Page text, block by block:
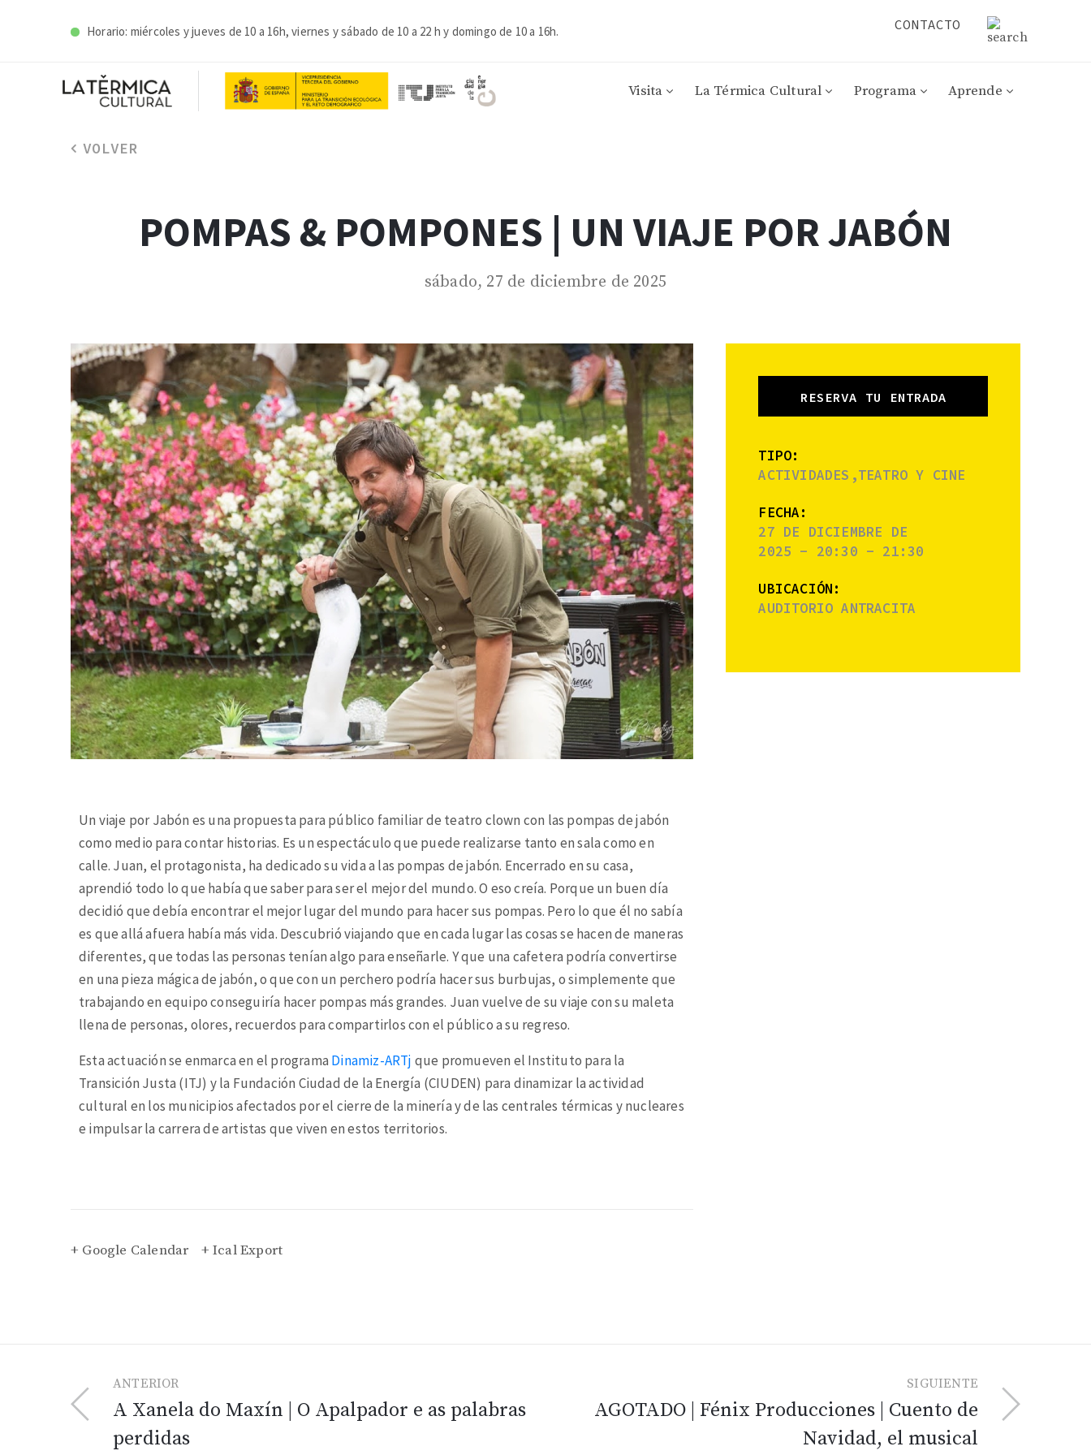
Horario: miércoles y jueves de 10 a 16h, viernes y sábado de 10 a 22 h y domingo de 10 a 16h. CONTACTO
Visita La Térmica Cultural Programa Aprende
VOLVER
POMPAS & POMPONES | UN VIAJE POR JABÓN
sábado, 27 de diciembre de 2025
Un viaje por Jabón es una propuesta para público familiar de teatro clown con las pompas de jabón
como medio para contar historias. Es un espectáculo que puede realizarse tanto en sala como en
calle. Juan, el protagonista, ha dedicado su vida a las pompas de jabón. Encerrado en su casa,
aprendió todo lo que había que saber para ser el mejor del mundo. O eso creía. Porque un buen día
decidió que debía encontrar el mejor lugar del mundo para hacer sus pompas. Pero lo que él no sabía
es que allá afuera había más vida. Descubrió viajando que en cada lugar las cosas se hacen de maneras
diferentes, que todas las personas tenían algo para enseñarle. Y que una cafetera podría convertirse
en una pieza mágica de jabón, o que con un perchero podría hacer sus burbujas, o simplemente que
trabajando en equipo conseguiría hacer pompas más grandes. Juan vuelve de su viaje con su maleta
llena de personas, olores, recuerdos para compartirlos con el público a su regreso.
Esta actuación se enmarca en el programa Dinamiz-ARTj que promueven el Instituto para la
Transición Justa (ITJ) y la Fundación Ciudad de la Energía (CIUDEN) para dinamizar la actividad
cultural en los municipios afectados por el cierre de la minería y de las centrales térmicas y nucleares
e impulsar la carrera de artistas que viven en estos territorios.
+ Google Calendar + Ical Export
RESERVA TU ENTRADA
TIPO:
ACTIVIDADES,TEATRO Y CINE
FECHA:
27 DE DICIEMBRE DE
2025 - 20:30 - 21:30
UBICACIÓN:
AUDITORIO ANTRACITA
ANTERIOR
A Xanela do Maxín | O Apalpador e as palabras
perdidas
SIGUIENTE
AGOTADO | Fénix Producciones | Cuento de
Navidad, el musical